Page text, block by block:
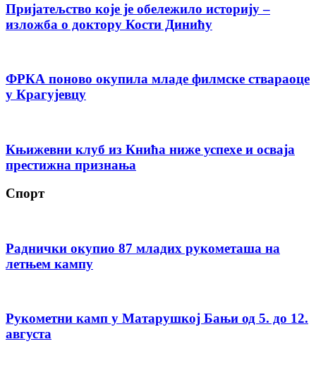
Пријатељство које је обележило историју –
изложба о доктору Кости Динићу
ФРКА поново окупила младе филмске ствараоце
у Крагујевцу
Књижевни клуб из Кнића ниже успехе и осваја
престижна признања
Спорт
Раднички окупио 87 младих рукометаша на
летњем кампу
Рукометни камп у Матарушкој Бањи од 5. до 12.
августа